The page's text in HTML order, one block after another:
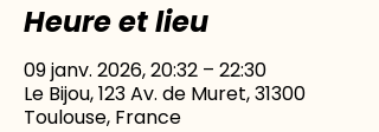
Heure et lieu
09 janv. 2026, 20:32 – 22:30
Le Bijou, 123 Av. de Muret, 31300
Toulouse, France